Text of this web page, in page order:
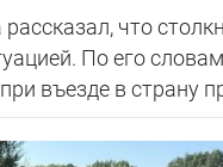
что
По его
въезде в страну